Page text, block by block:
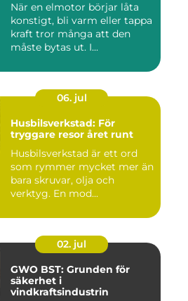
När en elmotor börjar låta
konstigt, bli varm eller tappa
kraft tror många att den
måste bytas ut. I...
06. jul
Husbilsverkstad: För
tryggare resor året runt
Husbilsverkstad är ett ord
som rymmer mycket mer än
bara skruvar, olja och
verktyg. En mod...
02. jul
GWO BST: Grunden för
säkerhet i
vindkraftsindustrin